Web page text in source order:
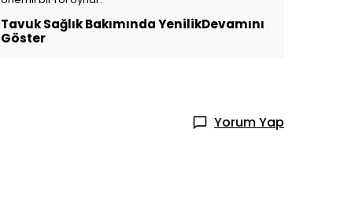
Tavuk Sağlık Bakımında YenilikDevamını
Göster
Yorum Yap